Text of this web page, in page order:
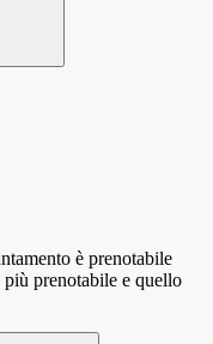
è prenotabile
prenotabile e quello